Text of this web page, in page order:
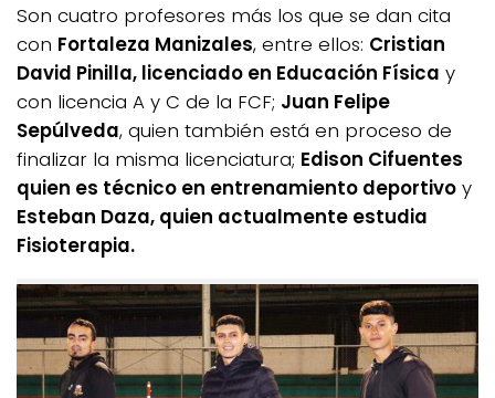
Son cuatro profesores más los que se dan cita
con Fortaleza Manizales, entre ellos: Cristian
David Pinilla, licenciado en Educación Física y
con licencia A y C de la FCF; Juan Felipe
Sepúlveda, quien también está en proceso de
finalizar la misma licenciatura; Edison Cifuentes
quien es técnico en entrenamiento deportivo y
Esteban Daza, quien actualmente estudia
Fisioterapia.